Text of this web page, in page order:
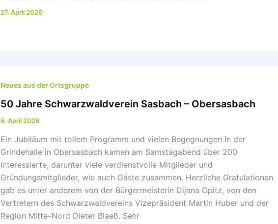
27. April 2026
Neues aus der Ortsgruppe
50 Jahre Schwarzwaldverein Sasbach – Obersasbach
6. April 2026
Ein Jubiläum mit tollem Programm und vielen Begegnungen In der
Grindehalle in Obersasbach kamen am Samstagabend über 200
Interessierte, darunter viele verdienstvolle Mitglieder und
Gründungsmitglieder, wie auch Gäste zusammen. Herzliche Gratulationen
gab es unter anderem von der Bürgermeisterin Dijana Opitz, von den
Vertretern des Schwarzwaldvereins Vizepräsident Martin Huber und der
Region Mitte–Nord Dieter Blaeß. Sehr